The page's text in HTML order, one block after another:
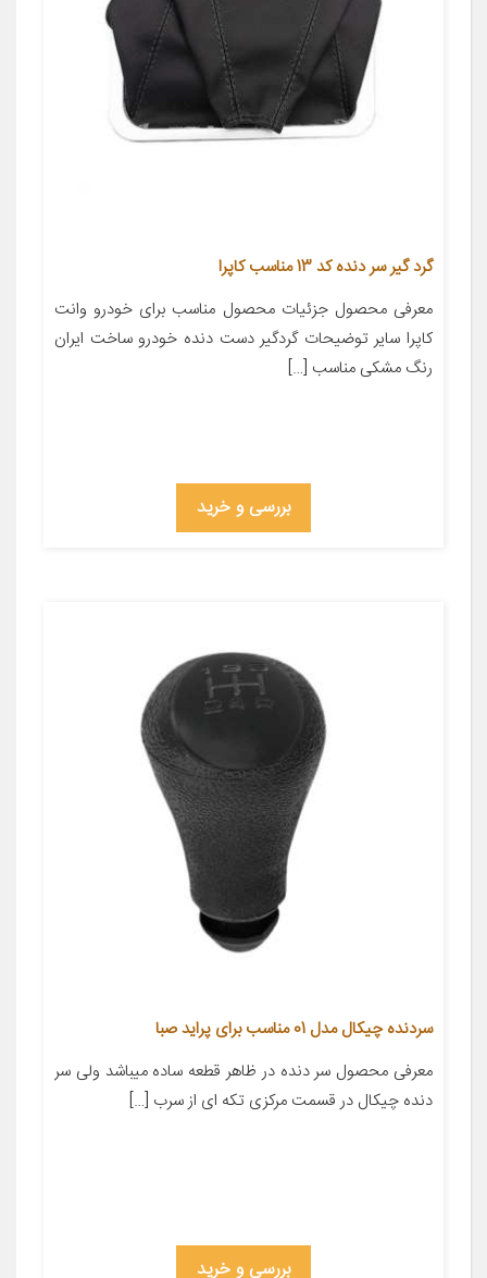
گرد گیر سر دنده کد 13 مناسب کاپرا
معرفی محصول جزئیات محصول مناسب برای خودرو وانت
کاپرا سایر توضیحات گردگیر دست دنده خودرو ساخت ایران
رنگ مشکی مناسب […]
بررسی و خرید
سردنده چیکال مدل 01 مناسب برای پراید صبا
معرفی محصول سر دنده در ظاهر قطعه ساده میباشد ولی سر
دنده چیکال در قسمت مرکزی تکه ای از سرب […]
بررسی و خرید